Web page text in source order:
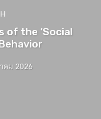
of the ‘Social
คม 2026